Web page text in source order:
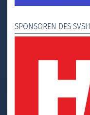
SPONSOREN DES SVSH